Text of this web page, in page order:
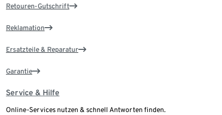
Retouren-Gutschrift
Reklamation
Ersatzteile & Reparatur
Garantie
Service & Hilfe
Online-Services nutzen & schnell Antworten finden.